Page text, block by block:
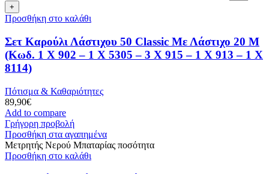
Προσθήκη στο καλάθι
Σετ Καρούλι Λάστιχου 50 Classic Με Λάστιχο 20 Μ
(Κωδ. 1 X 902 – 1 X 5305 – 3 X 915 – 1 X 913 – 1 X
8114)
Πότισμα & Καθαριότητες
89,90€
Add to compare
Γρήγορη προβολή
Προσθήκη στα αγαπημένα
Μετρητής Νερού Μπαταρίας ποσότητα
Προσθήκη στο καλάθι